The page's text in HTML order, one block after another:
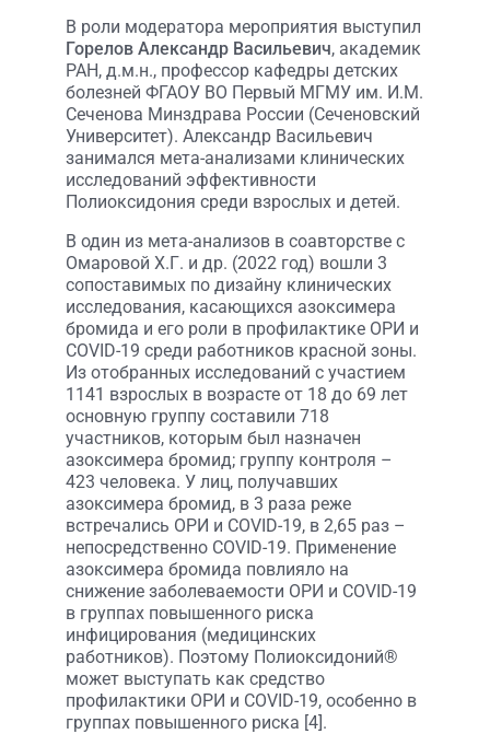
В роли модератора мероприятия выступил
Горелов Александр Васильевич, академик
РАН, д.м.н., профессор кафедры детских
болезней ФГАОУ ВО Первый МГМУ им. И.М.
Сеченова Минздрава России (Сеченовский
Университет). Александр Васильевич
занимался мета-анализами клинических
исследований эффективности
Полиоксидония среди взрослых и детей.
В один из мета-анализов в соавторстве с
Омаровой Х.Г. и др. (2022 год) вошли 3
сопоставимых по дизайну клинических
исследования, касающихся азоксимера
бромида и его роли в профилактике ОРИ и
COVID-19 среди работников красной зоны.
Из отобранных исследований с участием
1141 взрослых в возрасте от 18 до 69 лет
основную группу составили 718
участников, которым был назначен
азоксимера бромид; группу контроля –
423 человека. У лиц, получавших
азоксимера бромид, в 3 раза реже
встречались ОРИ и COVID-19, в 2,65 раз –
непосредственно COVID-19. Применение
азоксимера бромида повлияло на
снижение заболеваемости ОРИ и COVID-19
в группах повышенного риска
инфицирования (медицинских
работников). Поэтому Полиоксидоний®
может выступать как средство
профилактики ОРИ и COVID-19, особенно в
группах повышенного риска [4].